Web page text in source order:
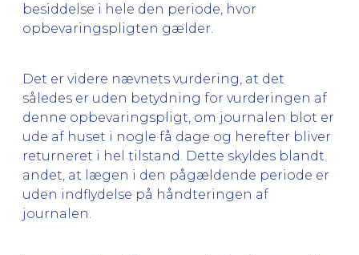
besiddelse i hele den periode, hvor
opbevaringspligten gælder.
Det er videre nævnets vurdering, at det
således er uden betydning for vurderingen af
denne opbevaringspligt, om journalen blot er
ude af huset i nogle få dage og herefter bliver
returneret i hel tilstand. Dette skyldes blandt
andet, at lægen i den pågældende periode er
uden indflydelse på håndteringen af
journalen.